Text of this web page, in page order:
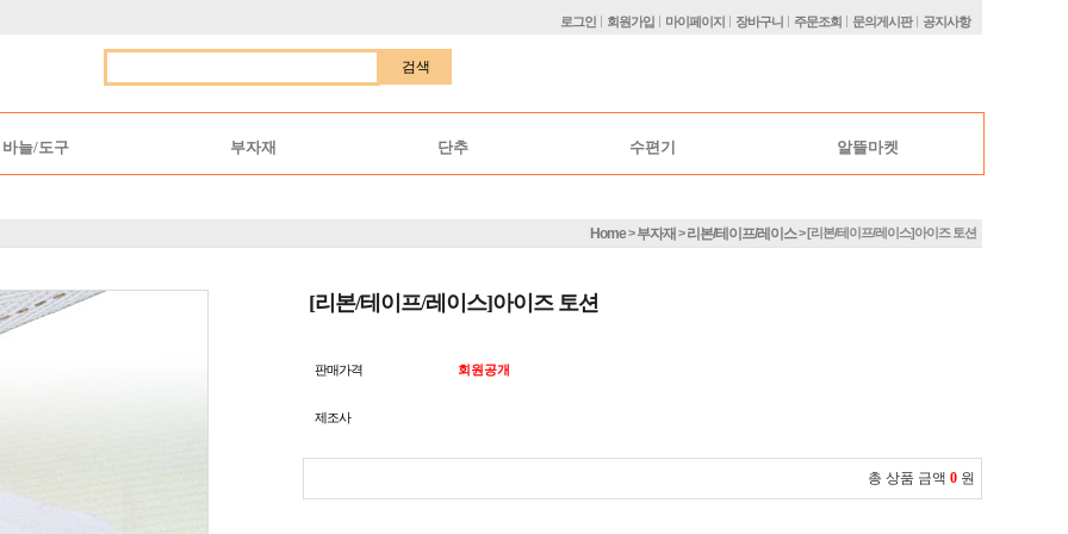
로그인 | 회원가입 | 마이페이지 | 장바구니 | 주문조회 | 문의게시판| 공지사항
검색
바늘/도구 부자재 단추 수편기 알뜰마켓
Home>부자재 >리본/테이프/레이스> [리본/테이프/레이스]아이즈 토션
[리본/테이프/레이스]아이즈 토션
판매가격 회원공개
제조사
총 상품 금액 0 원